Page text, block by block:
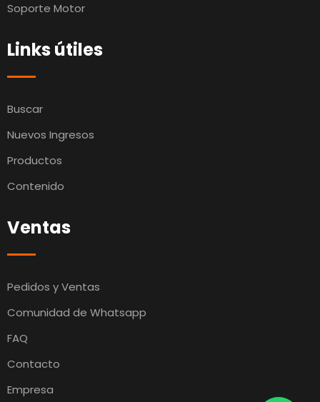
Soporte Motor
Links útiles
Buscar
Nuevos Ingresos
Productos
Contenido
Ventas
Pedidos y Ventas
Comunidad de Whatsapp
FAQ
Contacto
Empresa